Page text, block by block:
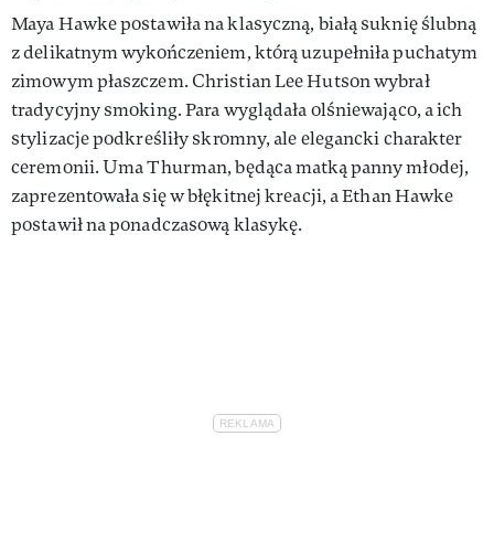
Maya Hawke postawiła na klasyczną, białą suknię ślubną
z delikatnym wykończeniem, którą uzupełniła puchatym
zimowym płaszczem. Christian Lee Hutson wybrał
tradycyjny smoking. Para wyglądała olśniewająco, a ich
stylizacje podkreśliły skromny, ale elegancki charakter
ceremonii. Uma Thurman, będąca matką panny młodej,
zaprezentowała się w błękitnej kreacji, a Ethan Hawke
postawił na ponadczasową klasykę.